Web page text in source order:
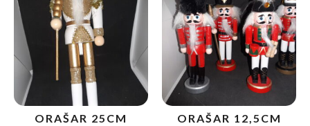
ORAŠAR 25CM
ORAŠAR 12,5CM